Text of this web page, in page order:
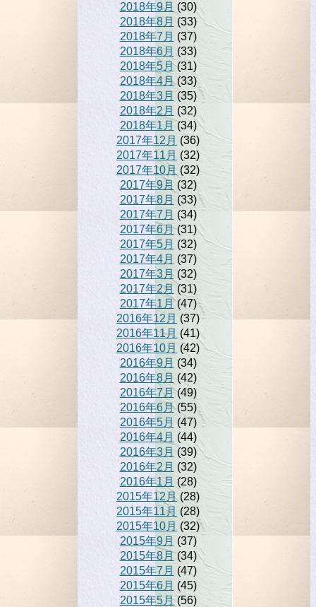
2018年9月 (30)
2018年8月 (33)
2018年7月 (37)
2018年6月 (33)
2018年5月(31)
2018年4月(33)
2018年3月 (35)
2018年2月 (32)
2018年1月 (34)
2017年12月 (36)
2017年11月 (32)
2017年10月 (32)
2017年9月(32)
2017年8月 (33)
2017年7月(34)
2017年6月(31)
2017年5月 (32)
2017年4月 (37)
2017年3月(32)
2017年2月(31)
2017年1月(47)
2016年12月 (37)
2016年11月 (41)
2016年10月 (42)
2016年9月 (34)
2016年8月 (42)
2016年7月(49)
2016年6月(55)
2016年5月 (47)
2016年4月 (44)
2016年3月 (39)
2016年2月 (32)
2016年1月 (28)
2015年12月(28)
2015年11月 (28)
2015年10月 (32)
2015年9月 (37)
2015年8月(34)
2015年7月 (47)
2015年6月 (45)
2015年5月(56)